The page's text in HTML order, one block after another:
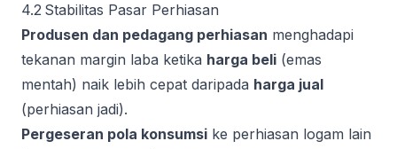
4.2 Stabilitas Pasar Perhiasan
Produsen dan pedagang perhiasan menghadapi
tekanan margin laba ketika harga beli (emas
mentah) naik lebih cepat daripada harga jual
(perhiasan jadi).
Pergeseran pola konsumsi ke perhiasan logam lain